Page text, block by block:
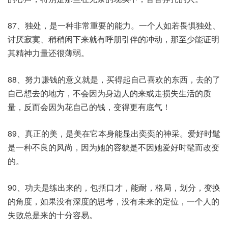
87、独处，是一种非常重要的能力。一个人如若畏惧独处、
讨厌寂寞、稍稍闲下来就有呼朋引伴的冲动，那至少能证明
其精神力量还很薄弱。
88、努力赚钱的意义就是，买得起自己喜欢的东西，去的了
自己想去的地方，不会因为身边人的来或走损失生活的质
量，反而会因为花自己的钱，变得更有底气！
89、真正的美，是美在它本身能显出奕奕的神采。爱好时髦
是一种不良的风尚，因为她的容貌是不因她爱好时髦而改变
的。
90、功夫是练出来的，包括口才，能耐，格局，划分，变换
的角度，如果没有深度的思考，没有未来的定位，一个人的
失败总是来的十分容易。